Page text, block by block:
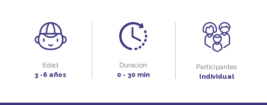
Edad
3 -6 años
Duración
0 - 30 min
Participantes
Individual